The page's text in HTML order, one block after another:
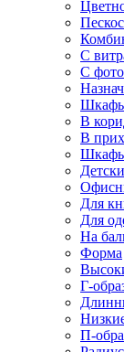
С
С
В
В
Для
Для
На
Форма
Г-
П-